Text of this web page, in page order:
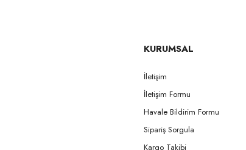
KURUMSAL
İletişim
İletişim Formu
Havale Bildirim Formu
Sipariş Sorgula
Kargo Takibi